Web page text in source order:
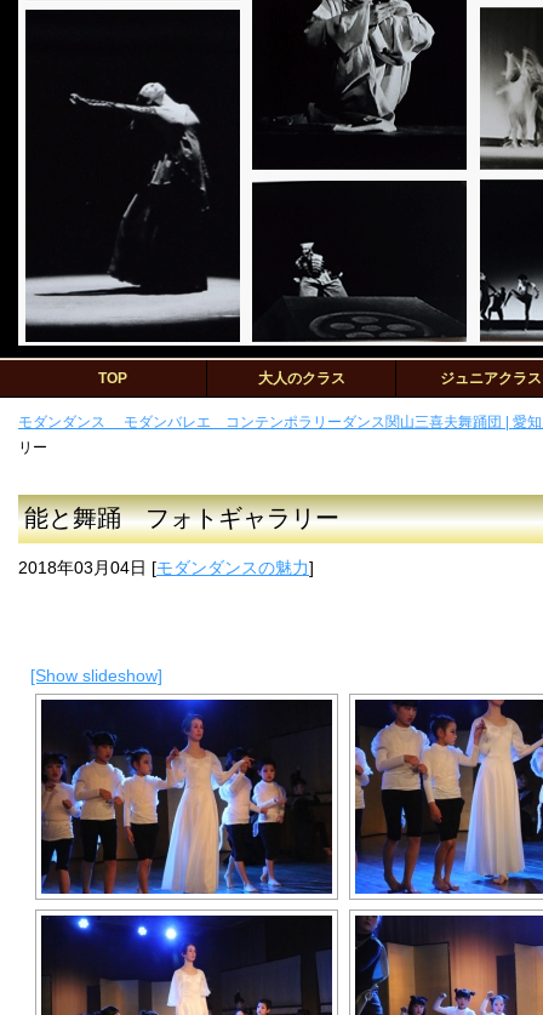
TOP 大人のクラス ジュニアクラス
モダンダンス モダンバレエ コンテンポラリーダンス関山三喜夫舞踊団 | 愛知
リー
能と舞踊 フォトギャラリー
2018年03月04日 [モダンダンスの魅力]
[Show slideshow]